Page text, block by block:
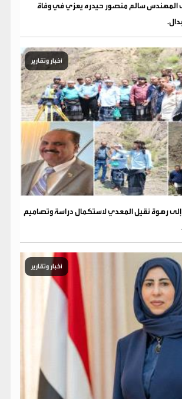
سالم منصور حيدره يعزي في وفاة
أخبار وتقارير
رهوة نقيل المعدي لاستكمال دراسة وتصاميم
أخبار وتقارير